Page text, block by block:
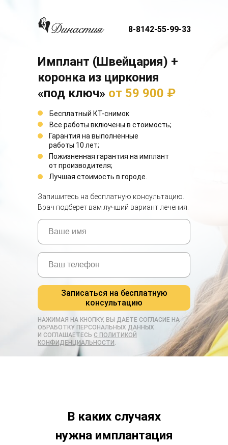
Записаться на бесплатную
консультацию
Запишитесь на бесплатную консультацию.
Врач подберет вам лучший вариант лечения.
Имплант (Швейцария) +
коронка из циркония
«под ключ» от 59 900 ₽
Все работы включены в стоимость;
Бесплатный КТ-снимок
8-8142-55-99-33
Гарантия на выполненные
работы 10 лет;
Пожизненная гарантия на имплант
от производителя;
НАЖИМАЯ НА КНОПКУ, ВЫ ДАЕТЕ СОГЛАСИЕ НА
ОБРАБОТКУ ПЕРСОНАЛЬНЫХ ДАННЫХ
И СОГЛАШАЕТЕСЬ C ПОЛИТИКОЙ
КОНФИДЕНЦИАЛЬНОСТИ .
Лучшая стоимость в городе.
В каких случаях
нужна имплантация